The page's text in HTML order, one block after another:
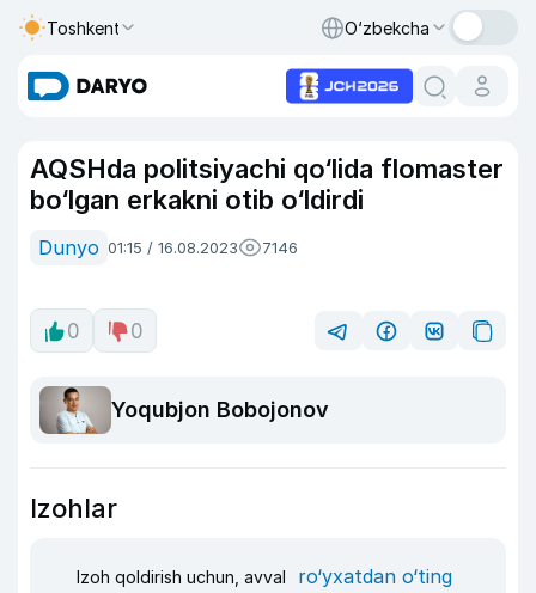
Toshkent O‘zbekcha
AQSHda politsiyachi qo‘lida flomaster
bo‘lgan erkakni otib o‘ldirdi
Dunyo 01:15 / 16.08.2023 7146
0 0
Yoqubjon Bobojonov
Izohlar
Izoh qoldirish uchun, avval ro‘yxatdan o‘ting